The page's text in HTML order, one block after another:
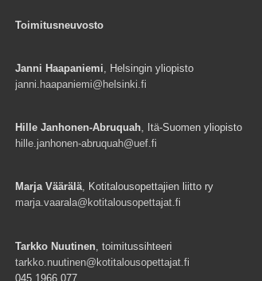
Toimitusneuvosto
Janni Haapaniemi, Helsingin yliopisto
janni.haapaniemi@helsinki.fi
Hille Janhonen-Abruquah, Itä-Suomen yliopisto
hille.janhonen-abruquah@uef.fi
Marja Väärälä, Kotitalousopettajien liitto ry
marja.vaarala@kotitalousopettajat.fi
Tarkko Nuutinen , toimitussihteeri
tarkko.nuutinen@kotitalousopettajat.fi
045 1966 077